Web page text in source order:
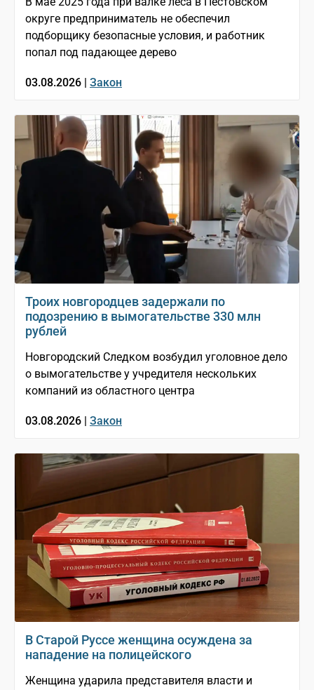
округе предприниматель не обеспечил
подборщику безопасные условия, и работник
попал под падающее дерево
03.08.2026 | Закон
Троих новгородцев задержали по
подозрению в вымогательстве 330 млн
рублей
Новгородский Следком возбудил уголовное дело
о вымогательстве у учредителя нескольких
компаний из областного центра
03.08.2026 | Закон
В Старой Руссе женщина осуждена за
нападение на полицейского
Женщина ударила представителя власти и